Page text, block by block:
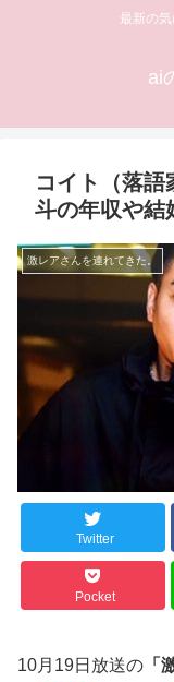
最新の
ai
コイト（落
斗の年収や結
激レアさんを連れてきた。
Twitter
Pocket
10月19日放送の 「